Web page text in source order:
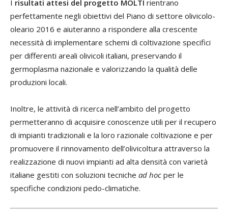
I risultati attesi del progetto MOLTI rientrano
perfettamente negli obiettivi del Piano di settore olivicolo-
oleario 2016 e aiuteranno a rispondere alla crescente
necessità di implementare schemi di coltivazione specifici
per differenti areali olivicoli italiani, preservando il
germoplasma nazionale e valorizzando la qualità delle
produzioni locali.
Inoltre, le attività di ricerca nell’ambito del progetto
permetteranno di acquisire conoscenze utili per il recupero
di impianti tradizionali e la loro razionale coltivazione e per
promuovere il rinnovamento dell’olivicoltura attraverso la
realizzazione di nuovi impianti ad alta densità con varietà
italiane gestiti con soluzioni tecniche ad hoc per le
specifiche condizioni pedo-climatiche.